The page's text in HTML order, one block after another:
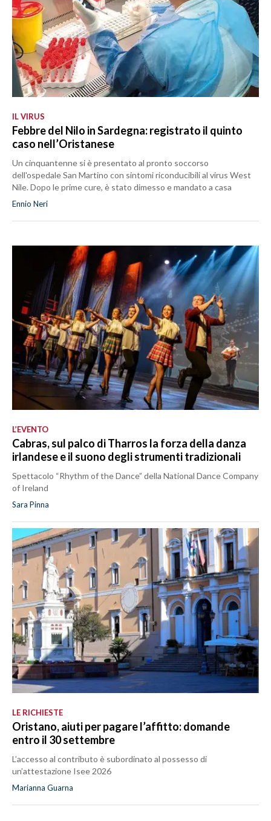
IL VIRUS
Febbre del Nilo in Sardegna: registrato il quinto
caso nell’Oristanese
Un cinquantenne si è presentato al pronto soccorso
dell'ospedale San Martino con sintomi riconducibili al virus West
Nile. Dopo le prime cure, è stato dimesso e mandato a casa
Ennio Neri
L’EVENTO
Cabras, sul palco di Tharros la forza della danza
irlandese e il suono degli strumenti tradizionali
Spettacolo “Rhythm of the Dance” della National Dance Company
of Ireland
Sara Pinna
LE RICHIESTE
Oristano, aiuti per pagare l’affitto: domande
entro il 30 settembre
L’accesso al contributo è subordinato al possesso di
un’attestazione Isee 2026
Marianna Guarna